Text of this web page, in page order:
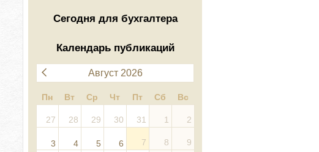
Сегодня для бухгалтера
Календарь публикаций
Август 2026
Пн Вт Ср Чт Пт Сб Вс
27 28 29 30 31 1 2
3 4 5 6 7 8 9